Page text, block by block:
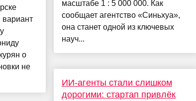
вариант
о
не
масштабе 1 : 5 000 000. Как
сообщает агентство «Синьхуа»,
она станет одной из ключевых
науч...
ИИ-агенты стали слишком
дорогими: стартап привлёк